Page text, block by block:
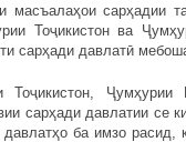
масъалаҳои сарҳадии
Тоҷикистон ва
сарҳади давлатӣ
Ҷумҳурии
сарҳади давлатии се
ба имзо расид,